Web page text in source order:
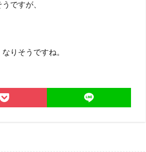
ですが、
りそうですね。